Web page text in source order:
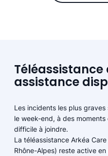
Téléassistance
assistance
Les incidents les plus
le week-end, à des
difficile à joindre.
La téléassistance Arkéa
Rhône-Alpes) reste active